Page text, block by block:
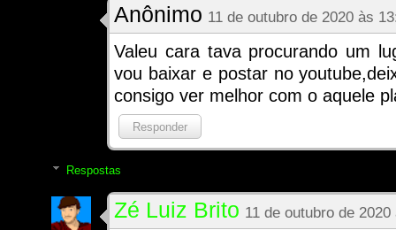
Anônimo 11 de outubro de 2020 às
Valeu cara tava procurando um
vou baixar e postar no
consigo ver melhor com o aquele
Responder
Respostas
Zé Luiz Brito 11 de outubro de 2020